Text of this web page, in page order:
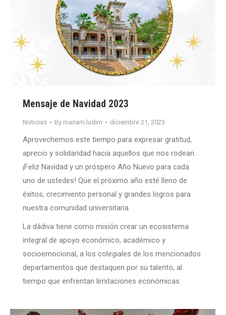
Mensaje de Navidad 2023
Noticias By mariam.ludim diciembre 21, 2023
Aprovechemos este tiempo para expresar gratitud,
aprecio y solidaridad hacia aquellos que nos rodean.
¡Feliz Navidad y un próspero Año Nuevo para cada
uno de ustedes! Que el próximo año esté lleno de
éxitos, crecimiento personal y grandes logros para
nuestra comunidad universitaria.
La dádiva tiene como misión crear un ecosistema
integral de apoyo económico, académico y
socioemocional, a los colegiales de los mencionados
departamentos que destaquen por su talento, al
tiempo que enfrentan limitaciones económicas.